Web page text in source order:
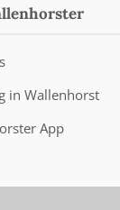
in Wallenhorst
App